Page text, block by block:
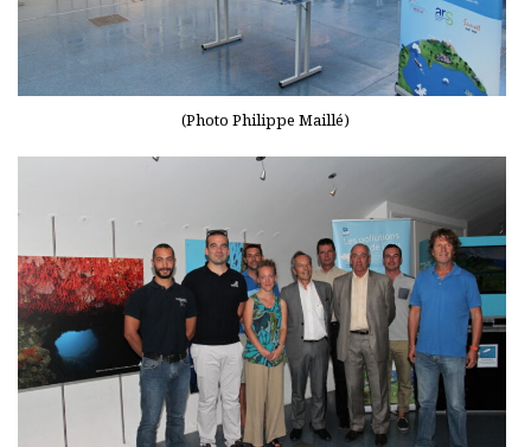
(Photo Philippe Maillé)